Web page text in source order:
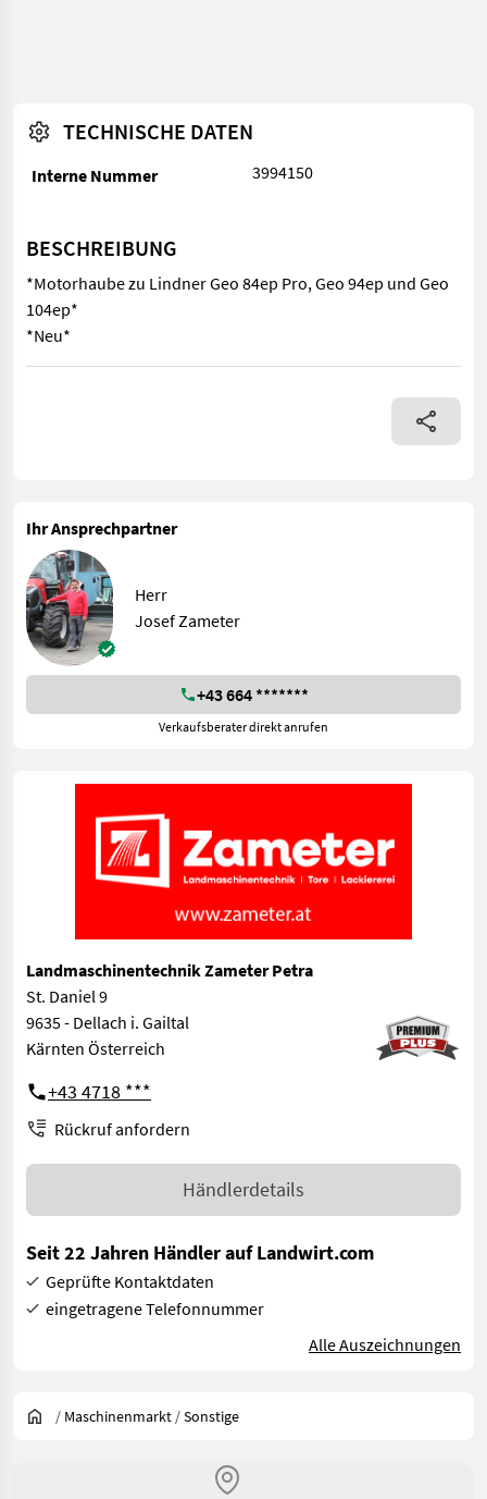
TECHNISCHE DATEN
Interne Nummer 3994150
BESCHREIBUNG
*Motorhaube zu Lindner Geo 84ep Pro, Geo 94ep und Geo
104ep*
*Neu*
*Motorhaube zu Lindner Geo 84ep Pro, Geo 94ep und Geo
Ihr Ansprechpartner
Herr
Josef Zameter
+43 664 *******
Verkaufsberater direkt anrufen
Landmaschinentechnik Zameter Petra
St. Daniel 9
9635 - Dellach i. Gailtal
Kärnten Österreich
+43 4718 ***
Rückruf anfordern
Händlerdetails
Seit 22 Jahren Händler auf Landwirt.com
Geprüfte Kontaktdaten
eingetragene Telefonnummer
Alle Auszeichnungen
/ Maschinenmarkt /Sonstige